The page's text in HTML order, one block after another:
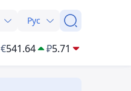
Рус
€541.64 ₽5.71